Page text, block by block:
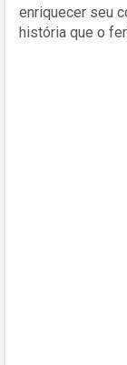
enriquecer seu
história que o